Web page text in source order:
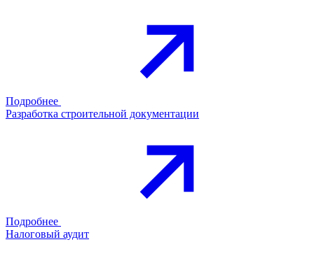
Подробнее
Разработка строительной документации
Подробнее
Налоговый аудит